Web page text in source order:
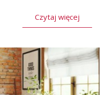
Czytaj więcej